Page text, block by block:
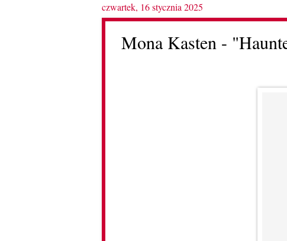
czwartek, 16 stycznia 2025
Mona Kasten -